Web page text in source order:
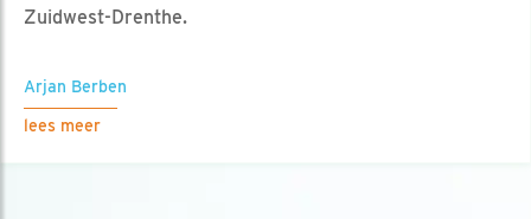
Zuidwest-Drenthe.
Arjan Berben
lees meer